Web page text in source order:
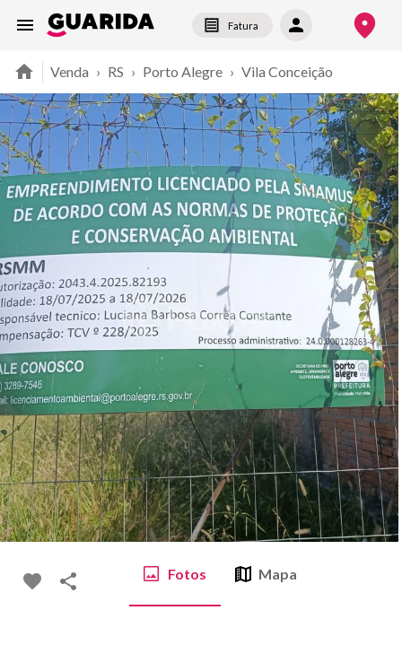
Fatura
Venda › RS › Porto Alegre › Vila Conceição
Fotos Mapa